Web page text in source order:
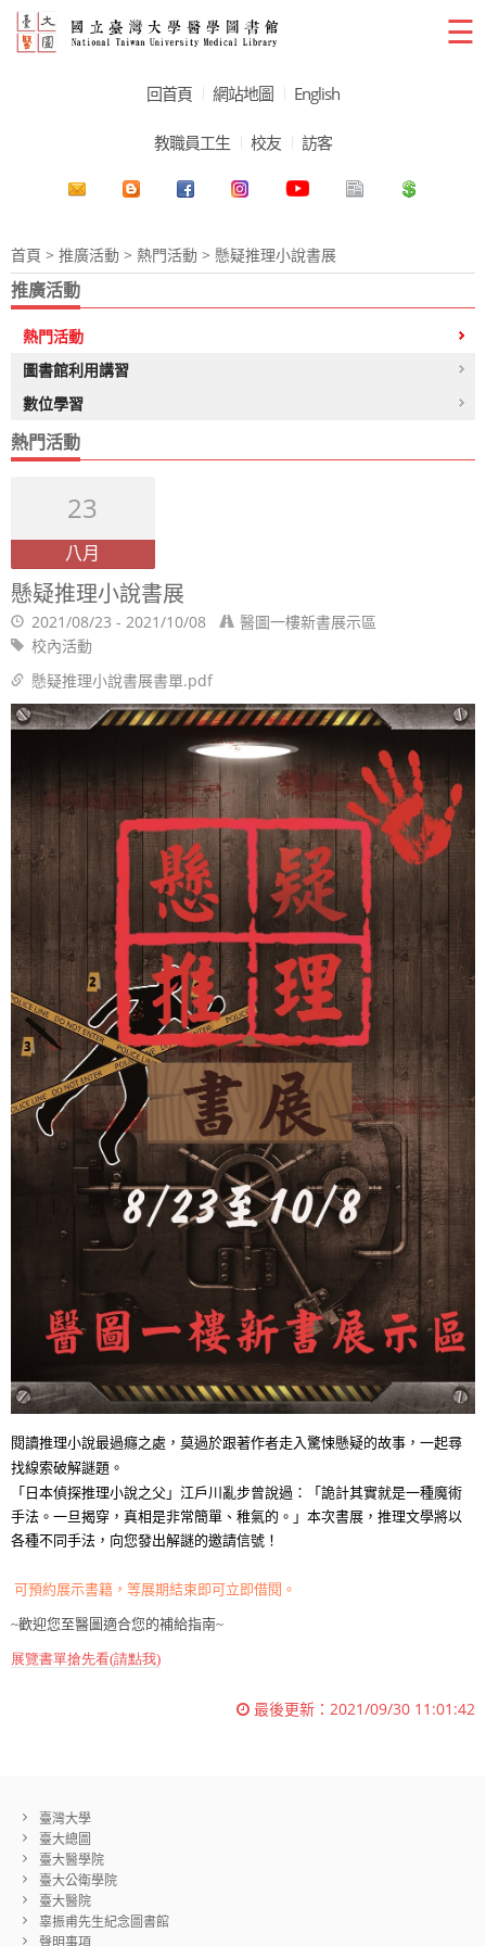
☰
回首頁 網站地圖 English
教職員工生 校友 訪客
首頁 > 推廣活動 > 熱門活動 > 懸疑推理小說書展
推廣活動
熱門活動
圖書館利用講習
數位學習
熱門活動
23
八月
懸疑推理小說書展
2021/08/23 - 2021/10/08
醫圖一樓新書展示區
校內活動
懸疑推理小說書展書單.pdf
閱讀推理小說最過癮之處，莫過於跟著作者走入驚悚懸疑的故事，一起尋
找線索破解謎題。
「 日本偵探推理小說之父 」 江戶川亂步曾說過 ：「詭計其實就是一種魔術
手法。一旦揭穿，真相是非常簡單、稚氣的。」本次書展，推理文學將以
各種不同手法，向您發出解謎的邀請信號！
可預約展示書籍，等展期結束即可立即借閱。
~歡迎您至醫圖適合您的補給指南~
展覽書單搶先看(請點我)
最後更新： 2021/09/30 11:01:42
臺灣大學
臺大總圖
臺大醫學院
臺大公衛學院
臺大醫院
辜振甫先生紀念圖書館
聲明事項